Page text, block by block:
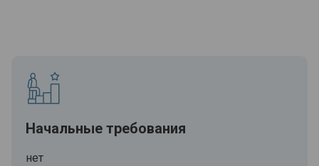
Начальные требования
нет